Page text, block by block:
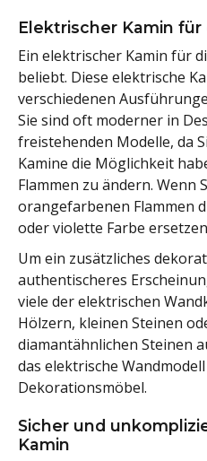
Elektrischer Kamin für
Ein elektrischer Kamin für
beliebt. Diese elektrische
verschiedenen
Sie sind oft moderner in
freistehenden Modelle, da
Kamine die Möglichkeit
Flammen zu ändern. Wenn
orangefarbenen Flammen
oder violette Farbe
Um ein zusätzliches
authentischeres
viele der elektrischen
Hölzern, kleinen Steinen
diamantähnlichen Steinen
das elektrische
Dekorationsmöbel.
Sicher und
Kamin